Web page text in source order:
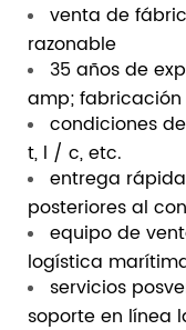
venta de
razonable
35 años de
amp; fabricación
condiciones
t, l / c, etc.
entrega
posteriores al
equipo de
logística
servicios
soporte en línea